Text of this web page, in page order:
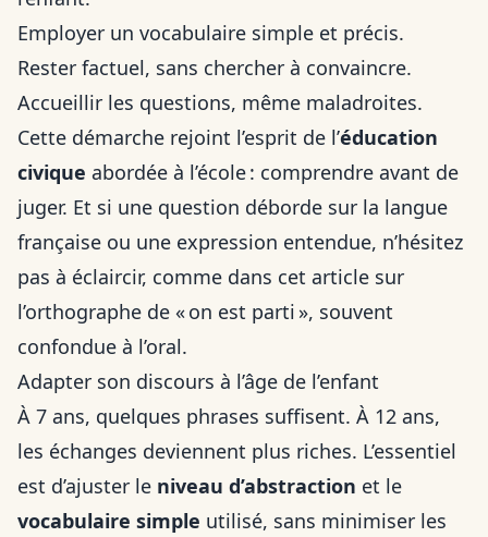
Employer un vocabulaire simple et précis.
Rester factuel, sans chercher à convaincre.
Accueillir les questions, même maladroites.
Cette démarche rejoint l’esprit de l’éducation
civique abordée à l’école : comprendre avant de
juger. Et si une question déborde sur la langue
française ou une expression entendue, n’hésitez
pas à éclaircir, comme dans cet article sur
l’orthographe de « on est parti », souvent
confondue à l’oral.
Adapter son discours à l’âge de l’enfant
À 7 ans, quelques phrases suffisent. À 12 ans,
les échanges deviennent plus riches. L’essentiel
est d’ajuster le niveau d’abstraction et le
vocabulaire simple utilisé, sans minimiser les